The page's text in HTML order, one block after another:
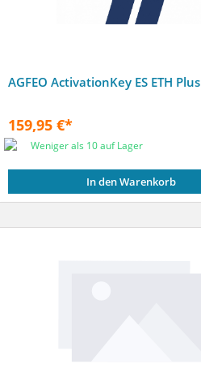
AGFEO ActivationKey ES ETH Plus
159,95 €*
Weniger als 10 auf Lager
In den Warenkorb